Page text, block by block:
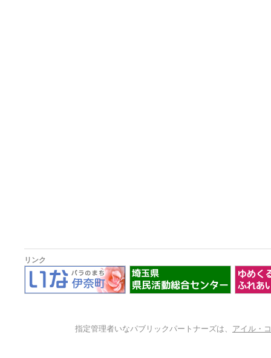
リンク
指定管理者いなパブリックパートナーズは、 アイル・